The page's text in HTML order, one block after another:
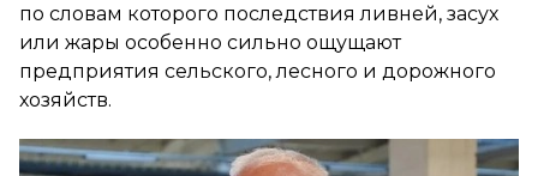
по словам которого последствия ливней, засух
или жары особенно сильно ощущают
предприятия сельского, лесного и дорожного
хозяйств.